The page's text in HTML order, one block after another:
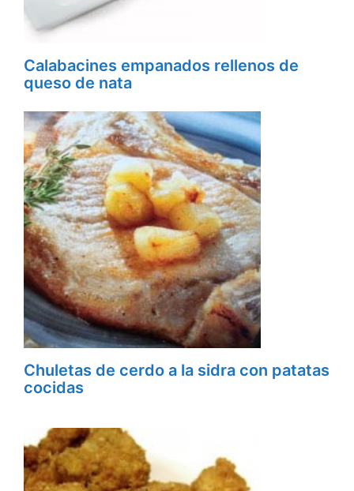
Calabacines empanados rellenos de
queso de nata
Chuletas de cerdo a la sidra con patatas
cocidas